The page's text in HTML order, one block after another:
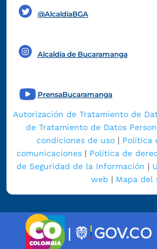
@AlcaldíaBGA
Alcaldía de Bucaramanga
PrensaBucaramanga
Autorización de Tratamiento de
de Tratamiento de Datos
condiciones de uso | Política
comunicaciones| Política de
de Seguridad de la Información |
web | Mapa del
|